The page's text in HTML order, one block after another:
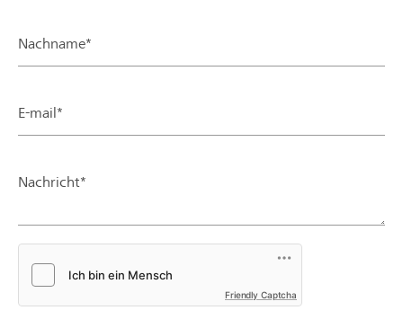
Nachname*
E-mail*
Nachricht*
Friendly Captcha